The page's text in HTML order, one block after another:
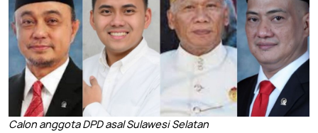
Calon anggota DPD asal Sulawesi Selatan